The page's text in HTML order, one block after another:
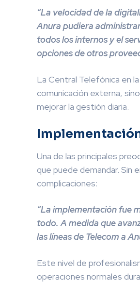
“La velocidad de la
Anura pudiera
todos los internos y el
opciones de otros
La Central Telefónica en
comunicación externa,
mejorar la gestión diaria.
Una de las principales
que puede demandar. Sin
complicaciones:
“La implementación fue
todo. A medida que
las líneas de Telecom a
Este nivel de
operaciones normales